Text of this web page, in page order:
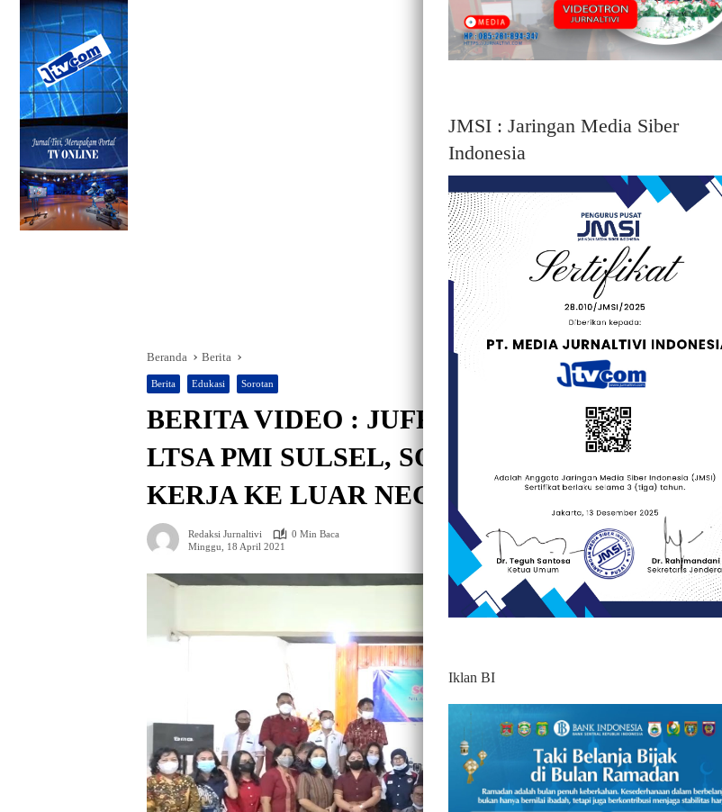
Beranda Berita
Berita Edukasi Sorotan
BERITA VIDEO : JUFRI SAMBARA GANDENG
LTSA PMI SULSEL, SOSIALISASI PELUANG
KERJA KE LUAR NEGERI
Redaksi Jurnaltivi
0 Min Baca
Minggu, 18 April 2021
JMSI : Jaringan Media Siber
Indonesia
Iklan BI